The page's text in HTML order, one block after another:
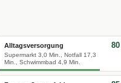
Alltagsversorgung
Supermarkt 3,0 Min., Notfall 17,3
Min., Schwimmbad 4,9 Min.
80